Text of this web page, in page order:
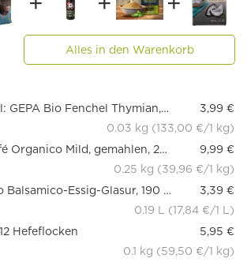
Alles in den Warenkorb
Dieser Artikel: GEPA Bio Fenchel Thymian, 20 Teebeutel
3,99 €
0.03 kg (133,00 €/1 kg)
GEPA Bio Café Organico Mild, gemahlen, 250g
9,99 €
0.25 kg (39,96 €/1 kg)
Alce Nero Bio Balsamico-Essig-Glasur, 190 ml
3,39 €
0.19 L (17,84 €/1 L)
Hefeflocken
5,95 €
0.1 kg (59,50 €/1 kg)